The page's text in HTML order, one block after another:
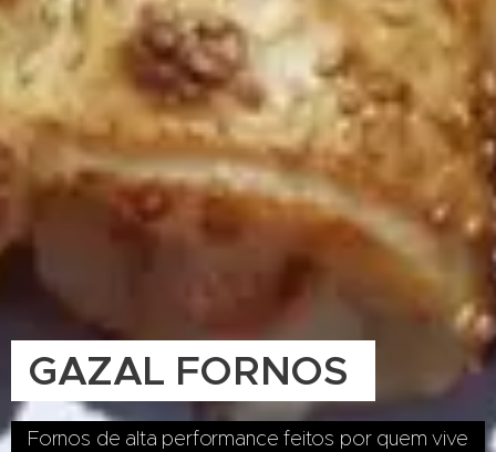
GAZAL FORNOS
Fornos de alta performance feitos por quem vive